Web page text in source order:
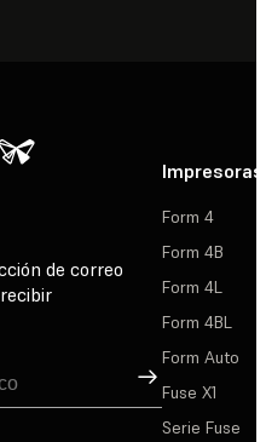
de correo
Suscribirse
Impresoras
Form 4
Form 4B
Form 4L
Form 4BL
Form Auto
Fuse X1
Serie Fuse